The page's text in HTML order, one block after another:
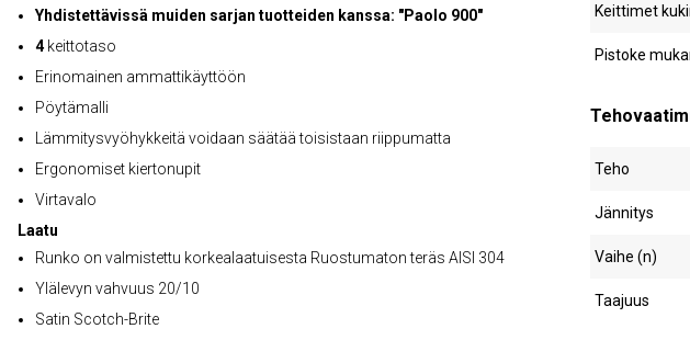
Yhdistettävissä muiden sarjan tuotteiden kanssa: "Paolo 900"
4keittotaso
Erinomainen ammattikäyttöön
Pöytämalli
Lämmitysvyöhykkeitä voidaan säätää toisistaan riippumatta
Ergonomiset kiertonupit
Virtavalo
Laatu
Runko on valmistettu korkealaatuisesta Ruostumaton teräs AISI 304
Ylälevyn vahvuus 20/10
Satin Scotch-Brite
Keittimet
Pistoke
Teho
Jännitys
Vaihe (n)
Taajuus